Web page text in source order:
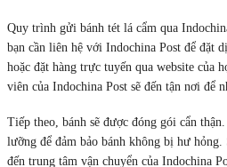
Quy trình gửi bánh tét lá cẩm qua
bạn cần liên hệ với Indochina Post để đặt
hoặc đặt hàng trực tuyến qua website của
viên của Indochina Post sẽ đến tận nơi để
Tiếp theo, bánh sẽ được đóng gói cẩn
lưỡng để đảm bảo bánh không bị hư hỏng.
đến trung tâm vận chuyển của Indochina